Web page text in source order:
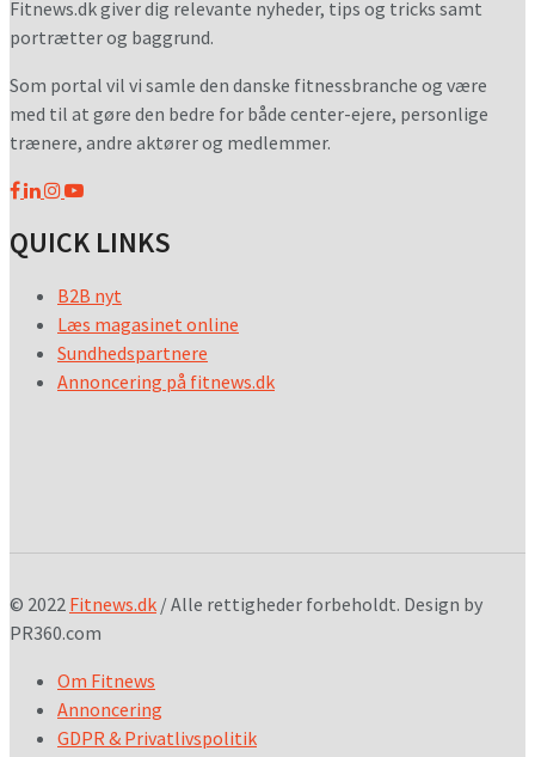
Fitnews.dk giver dig relevante nyheder, tips og tricks samt
portrætter og baggrund.
Som portal vil vi samle den danske fitnessbranche og være
med til at gøre den bedre for både center-ejere, personlige
trænere, andre aktører og medlemmer.
QUICK LINKS
B2B nyt
Læs magasinet online
Sundhedspartnere
Annoncering på fitnews.dk
© 2022 Fitnews.dk / Alle rettigheder forbeholdt. Design by
PR360.com
Om Fitnews
Annoncering
GDPR & Privatlivspolitik